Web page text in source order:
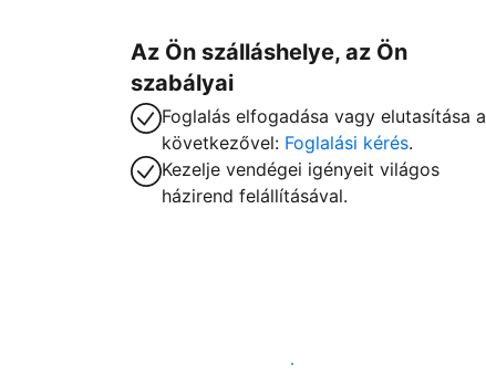
Az Ön szálláshelye, az Ön
szabályai
Foglalás elfogadása vagy elutasítása a
következővel: Foglalási kérés.
Kezelje vendégei igényeit világos
házirend felállításával.
Kínáljon szállást a segítségünkkel